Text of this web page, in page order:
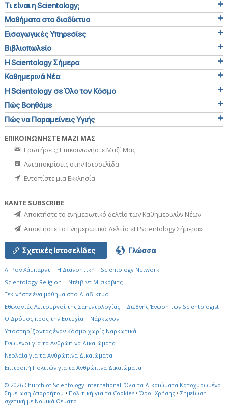
Τι είναι η Scientology;
Μαθήματα στο διαδίκτυο
Εισαγωγικές Υπηρεσίες
Βιβλιοπωλείο
Η Scientology Σήμερα
Καθημερινά Νέα
Η Scientology σε Όλο τον Κόσμο
Πώς Βοηθάμε
Πώς να Παραμείνεις Υγιής
ΕΠΙΚΟΙΝΩΝΗΣΤΕ ΜΑΖΙ ΜΑΣ
Ερωτήσεις; Επικοινωνήστε Μαζί Μας
Ανταποκρίσεις στην Ιστοσελίδα
Εντοπίστε μια Εκκλησία
ΚΑΝΤΕ SUBSCRIBE
Αποκτήστε το ενημερωτικό δελτίο των Καθημερινών Νέων
Αποκτήστε το Ενημερωτικό Δελτίο «Η Scientology Σήμερα»
Σχετικές Ιστοσελίδες Γλώσσα
Λ. Ρον Χάμπαρντ Η Διανοητική
Scientology Network
Scientology Religion
Ντέιβιντ Μισκάβιτς
Ξεκινήστε ένα μάθημα στο Διαδίκτυο
Εθελοντές Λειτουργοί της Σαηεντολογίας
Διεθνής Ένωση των Scientologist
Ο Δρόμος προς την Ευτυχία
Νάρκωνον
Υποστηρίζοντας έναν Κόσμο χωρίς Ναρκωτικά
Ενωµένοι για τα Ανθρώπινα Δικαιώµατα
Νεολαία για τα Ανθρώπινα Δικαιώματα
Επιτροπή Πολιτών για τα Ανθρώπινα Δικαιώματα
© 2026 Church of Scientology International. Όλα τα Δικαιώματα Κατοχυρωμένα.
Σημείωση Απορρήτου • Πολιτική για τα Cookies • Όροι Χρήσης • Σημείωση
σχετική με Νομικά Θέματα